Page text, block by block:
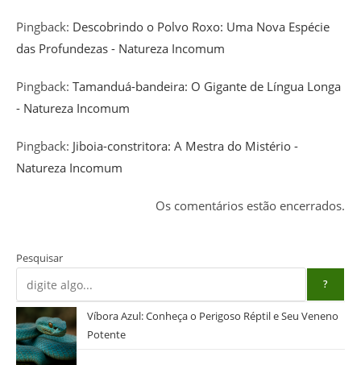
Pingback: Descobrindo o Polvo Roxo: Uma Nova Espécie
das Profundezas - Natureza Incomum
Pingback: Tamanduá-bandeira: O Gigante de Língua Longa
- Natureza Incomum
Pingback: Jiboia-constritora: A Mestra do Mistério -
Natureza Incomum
Os comentários estão encerrados.
Pesquisar
?
Víbora Azul: Conheça o Perigoso Réptil e Seu Veneno
Potente